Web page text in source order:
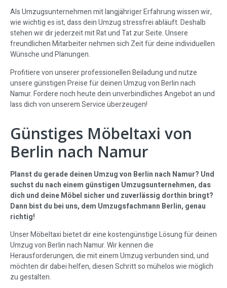
Als Umzugsunternehmen mit langjähriger Erfahrung wissen wir,
wie wichtig es ist, dass dein Umzug stressfrei abläuft. Deshalb
stehen wir dir jederzeit mit Rat und Tat zur Seite. Unsere
freundlichen Mitarbeiter nehmen sich Zeit für deine individuellen
Wünsche und Planungen.
Profitiere von unserer professionellen Beiladung und nutze
unsere günstigen Preise für deinen Umzug von Berlin nach
Namur. Fordere noch heute dein unverbindliches Angebot an und
lass dich von unserem Service überzeugen!
Günstiges Möbeltaxi von
Berlin nach Namur
Planst du gerade deinen Umzug von Berlin nach Namur? Und
suchst du nach einem günstigen Umzugsunternehmen, das
dich und deine Möbel sicher und zuverlässig dorthin bringt?
Dann bist du bei uns, dem Umzugsfachmann Berlin, genau
richtig!
Unser Möbeltaxi bietet dir eine kostengünstige Lösung für deinen
Umzug von Berlin nach Namur. Wir kennen die
Herausforderungen, die mit einem Umzug verbunden sind, und
möchten dir dabei helfen, diesen Schritt so mühelos wie möglich
zu gestalten.